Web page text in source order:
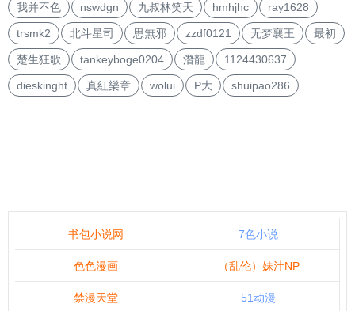
我并不色 nswdgn 九叔林笑天 hmhjhc ray1628
trsmk2 北斗星司 思無邪 zzdf0121 无梦襄王 最初
楚生狂歌 tankeyboge0204 潛龍 1124430637
dieskinght 真紅樂章 wolui P大 shuipao286
书包小说网 7色小说
色色漫画 （乱伦）妹汁NP
禁漫天堂 51动漫